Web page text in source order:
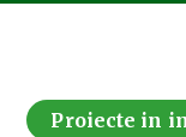
Proiecte in